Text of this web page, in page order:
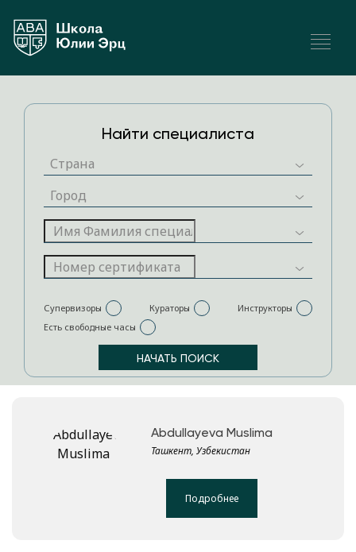
Найти специалиста
Супервизоры Кураторы
Инструкторы
Есть свободные часы
Abdullayeva Muslima
Ташкент, Узбекистан
Подробнее